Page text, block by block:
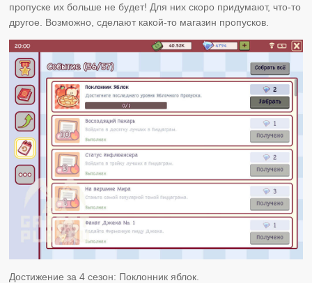
пропуске их больше не будет! Для них скоро придумают, что-то
другое. Возможно, сделают какой-то магазин пропусков.
Достижение за 4 сезон: Поклонник яблок.